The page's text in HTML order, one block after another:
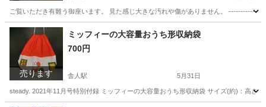
ご覧いただき有難う御座います。 見た感じ大きな汚れや傷がありません。
東京 足立区 バッグ
売ります
ミッフィーの大容量おうち形収納袋
700円
舎人駅 5月31日
steady. 2021年11月号特別付録 ミッフィーの大容量おうち形収納袋 サイズ(約)：高